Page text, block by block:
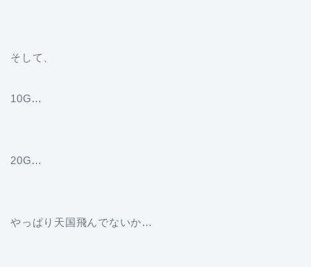
そして、
10G…
20G…
やっぱり天国飛んでないか…